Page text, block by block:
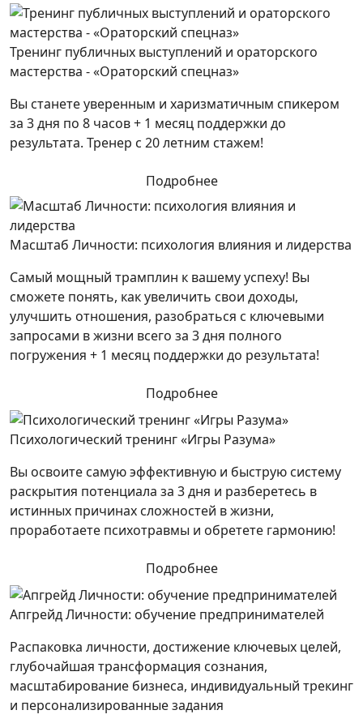
Тренинг публичных выступлений и ораторского
мастерства - «Ораторский спецназ»
Вы станете уверенным и харизматичным спикером
за 3 дня по 8 часов + 1 месяц поддержки до
результата. Тренер с 20 летним стажем!
Подробнее
Масштаб Личности: психология влияния и лидерства
Самый мощный трамплин к вашему успеху! Вы
сможете понять, как увеличить свои доходы,
улучшить отношения, разобраться с ключевыми
запросами в жизни всего за 3 дня полного
погружения + 1 месяц поддержки до результата!
Подробнее
Психологический тренинг «Игры Разума»
Вы освоите самую эффективную и быструю систему
раскрытия потенциала за 3 дня и разберетесь в
истинных причинах сложностей в жизни,
проработаете психотравмы и обретете гармонию!
Подробнее
Апгрейд Личности: обучение предпринимателей
Распаковка личности, достижение ключевых целей,
глубочайшая трансформация сознания,
масштабирование бизнеса, индивидуальный трекинг
и персонализированные задания